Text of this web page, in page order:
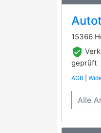
CAUTEX
FARE SA
GOOM
HOFFER
15366
verified_user
geprüft
AGB
Alle